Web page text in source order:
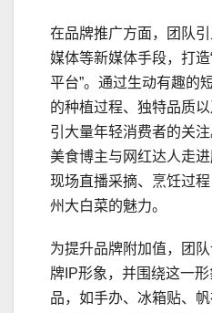
在品牌推广方面，团队
媒体等新媒体手段，打
平台”。通过生动有趣的
的种植过程、独特品质
引大量年轻消费者的关
美食博主与网红达人走进
现场直播采摘、烹饪过
州大白菜的魅力。
为提升品牌附加值，团
牌IP形象，并围绕这一
品，如手办、冰箱贴、